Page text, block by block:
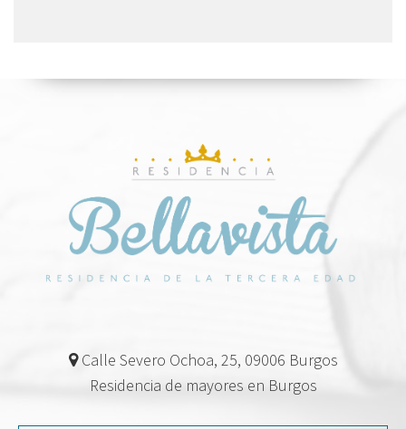
Calle Severo Ochoa, 25, 09006 Burgos
Residencia de mayores en Burgos